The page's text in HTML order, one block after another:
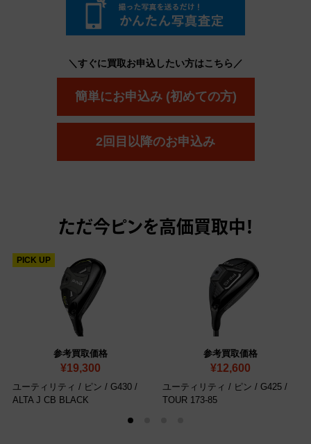
＼すぐに買取お申込したい方はこちら／
簡単にお申込み (初めての方)
2回目以降のお申込み
ただ今 ピンを高価買取中！
参考買取価格
¥19,300
PICK UP
ユーティリティ / ピン / G430 /
ALTA J CB BLACK
参考買取価格
¥12,600
ユーティリティ / ピン / G425 /
TOUR 173-85